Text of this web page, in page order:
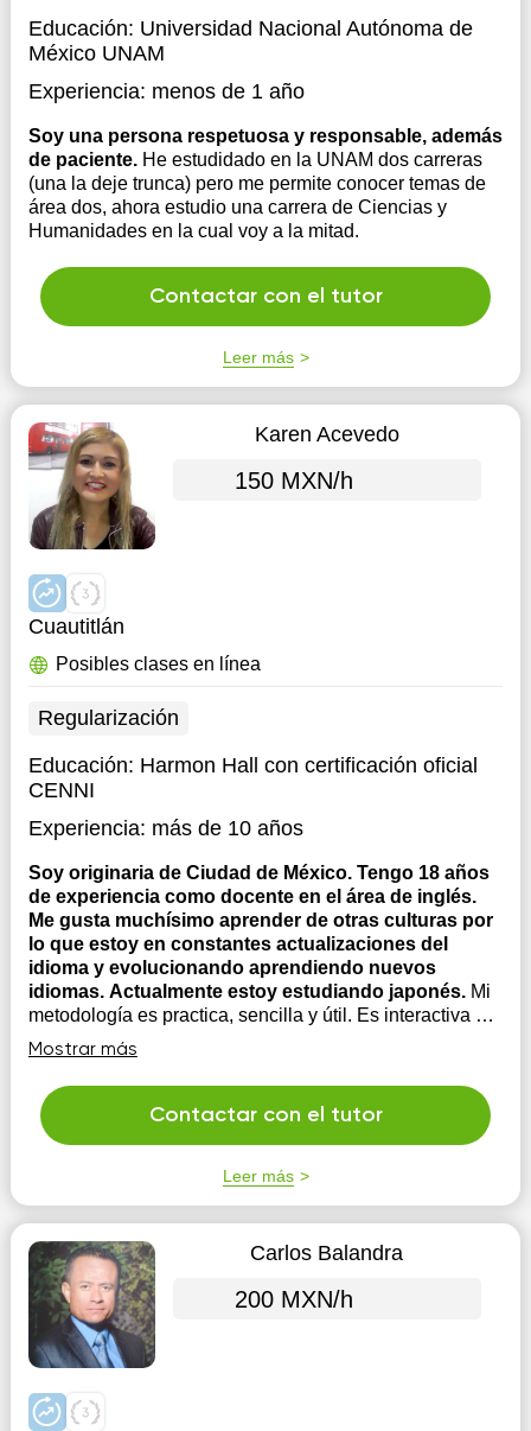
Educación: Universidad Nacional Autónoma de
México UNAM
Experiencia: menos de 1 año
Soy una persona respetuosa y responsable, además
de paciente. He estudidado en la UNAM dos carreras
(una la deje trunca) pero me permite conocer temas de
área dos, ahora estudio una carrera de Ciencias y
Humanidades en la cual voy a la mitad.
Contactar con el tutor
Leer más
Karen Acevedo
150 MXN/h
Cuautitlán
Posibles clases en línea
Regularización
Educación: Harmon Hall con certificación oficial
CENNI
Experiencia: más de 10 años
Soy originaria de Ciudad de México. Tengo 18 años
de experiencia como docente en el área de inglés.
Me gusta muchísimo aprender de otras culturas por
lo que estoy en constantes actualizaciones del
idioma y evolucionando aprendiendo nuevos
idiomas. Actualmente estoy estudiando japonés. Mi
metodología es practica, sencilla y útil. Es interactiva e
inmersiva de modo que inmediatamente quedes
atrapada en el gusto por el idioma y veas tu progreso
con cada clase tomada.
Mostrar más
Contactar con el tutor
Leer más
Carlos Balandra
200 MXN/h